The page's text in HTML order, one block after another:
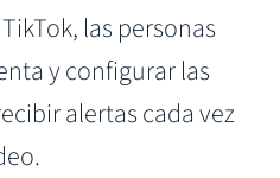
las personas
y configurar las
alertas cada vez